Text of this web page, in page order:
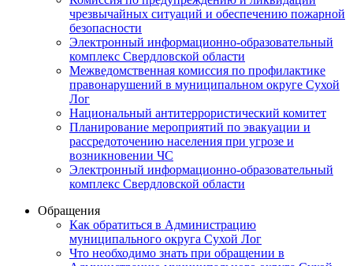
чрезвычайных ситуаций и обеспечению пожарной
безопасности
Электронный информационно-образовательный
комплекс Cвердловской области
Межведомственная комиссия по профилактике
правонарушений в муниципальном округе Сухой
Лог
Национальный антитеррористический комитет
Планирование мероприятий по эвакуации и
рассредоточению населения при угрозе и
возникновении ЧС
Электронный информационно-образовательный
комплекс Свердловской области
Обращения
Как обратиться в Администрацию
муниципального округа Сухой Лог
Что необходимо знать при обращении в